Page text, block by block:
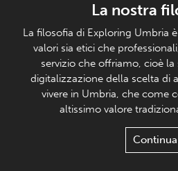
La nostra
La filosofia di Exploring Umbria
valori sia etici che
servizio che offriamo, cioè
digitalizzazione della scelta di
vivere in Umbria, che come
altissimo valore
Continua